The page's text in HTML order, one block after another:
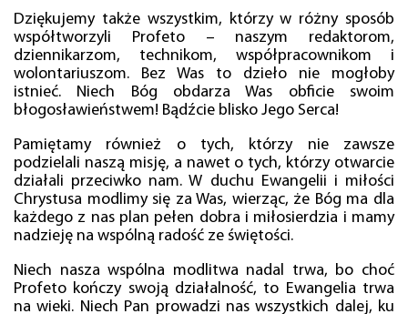
Dziękujemy także wszystkim, którzy w różny sposób
współtworzyli Profeto – naszym redaktorom,
dziennikarzom, technikom, współpracownikom i
wolontariuszom. Bez Was to dzieło nie mogłoby
istnieć. Niech Bóg obdarza Was obficie swoim
błogosławieństwem! Bądźcie blisko Jego Serca!
Pamiętamy również o tych, którzy nie zawsze
podzielali naszą misję, a nawet o tych, którzy otwarcie
działali przeciwko nam. W duchu Ewangelii i miłości
Chrystusa modlimy się za Was, wierząc, że Bóg ma dla
każdego z nas plan pełen dobra i miłosierdzia i mamy
nadzieję na wspólną radość ze świętości.
Niech nasza wspólna modlitwa nadal trwa, bo choć
Profeto kończy swoją działalność, to Ewangelia trwa
na wieki. Niech Pan prowadzi nas wszystkich dalej, ku